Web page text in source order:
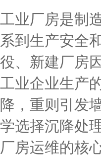
工业厂房是制
系到生产安全
役、新建厂房
工业企业生产
降，重则引发
学选择沉降处
厂房运维的核